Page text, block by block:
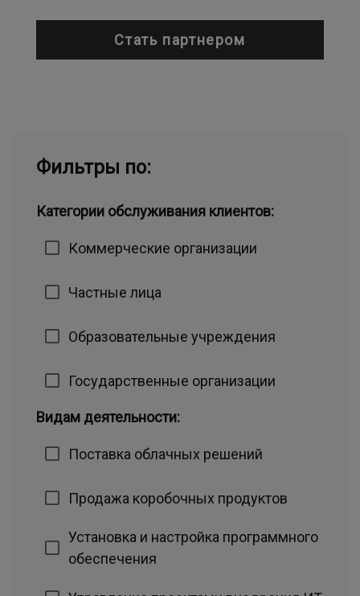
Стать партнером
Фильтры по:
Категории обслуживания клиентов:
Коммерческие организации
Частные лица
Образовательные учреждения
Государственные организации
Видам деятельности:
Поставка облачных решений
Продажа коробочных продуктов
Установка и настройка программного
обеспечения